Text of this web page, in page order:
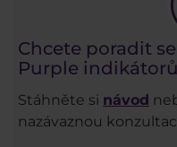
Chcete poradit
Purple
Stáhněte si návod
nazávaznou